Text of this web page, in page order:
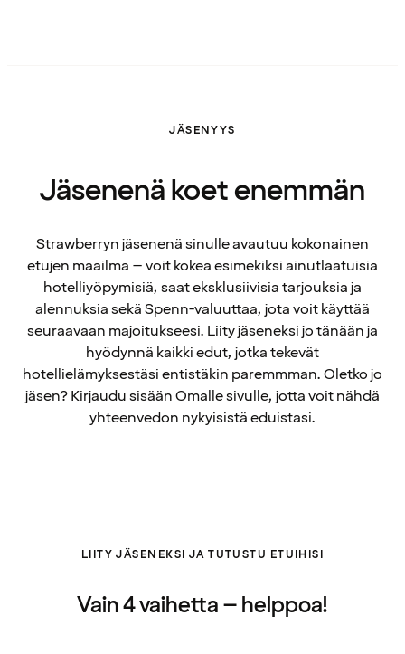
JÄSENYYS
Jäsenenä koet enemmän
Strawberryn jäsenenä sinulle avautuu kokonainen
etujen maailma – voit kokea esimekiksi ainutlaatuisia
hotelliyöpymisiä, saat eksklusiivisia tarjouksia ja
alennuksia sekä Spenn-valuuttaa, jota voit käyttää
seuraavaan majoitukseesi. Liity jäseneksi jo tänään ja
hyödynnä kaikki edut, jotka tekevät
hotellielämyksestäsi entistäkin paremmman. Oletko jo
jäsen? Kirjaudu sisään Omalle sivulle, jotta voit nähdä
yhteenvedon nykyisistä eduistasi.
LIITY JÄSENEKSI JA TUTUSTU ETUIHISI
Vain 4 vaihetta – helppoa!